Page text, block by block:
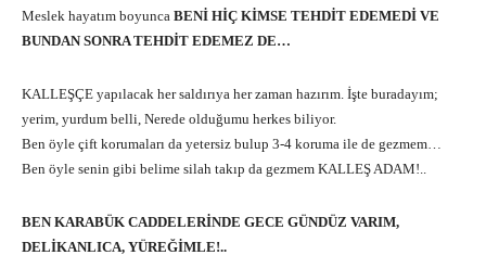
Meslek hayatım boyunca BENİ HİÇ KİMSE TEHDİT EDEMEDİ VE
BUNDAN SONRA TEHDİT EDEMEZ DE…
KALLEŞÇE yapılacak her saldırıya her zaman hazırım. İşte buradayım;
yerim, yurdum belli, Nerede olduğumu herkes biliyor.
Ben öyle çift korumaları da yetersiz bulup 3-4 koruma ile de gezmem…
Ben öyle senin gibi belime silah takıp da gezmem KALLEŞ ADAM!..
BEN KARABÜK CADDELERİNDE GECE GÜNDÜZ VARIM,
DELİKANLICA, YÜREĞİMLE!..